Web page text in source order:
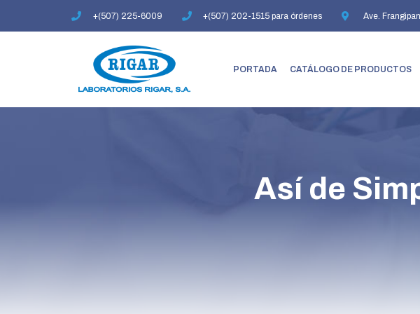
+(507) 225-6009 +(507) 202-1515 para órdenes Ave.
PORTADA CATÁLOGO DE PRODUCTOS
Así de